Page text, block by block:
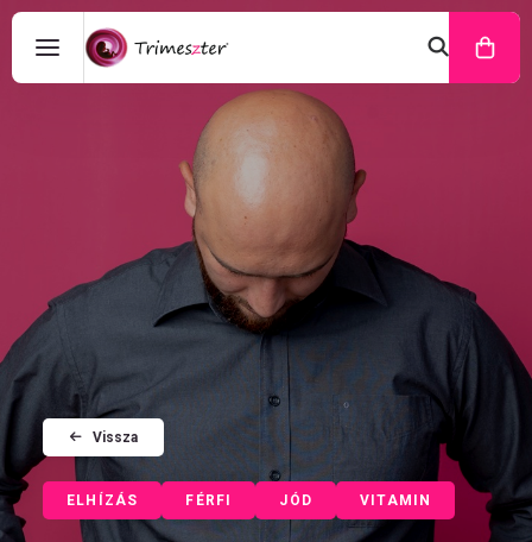
Vissza
ELHÍZÁS FÉRFI JÓD VITAMIN